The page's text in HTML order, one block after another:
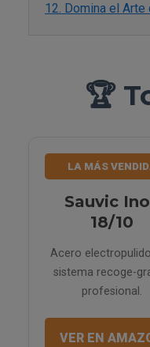
12. Domina el
🏆
LA MÁS
Sauvic
18/10
Acero
sistema recoge-
profesional.
VER EN